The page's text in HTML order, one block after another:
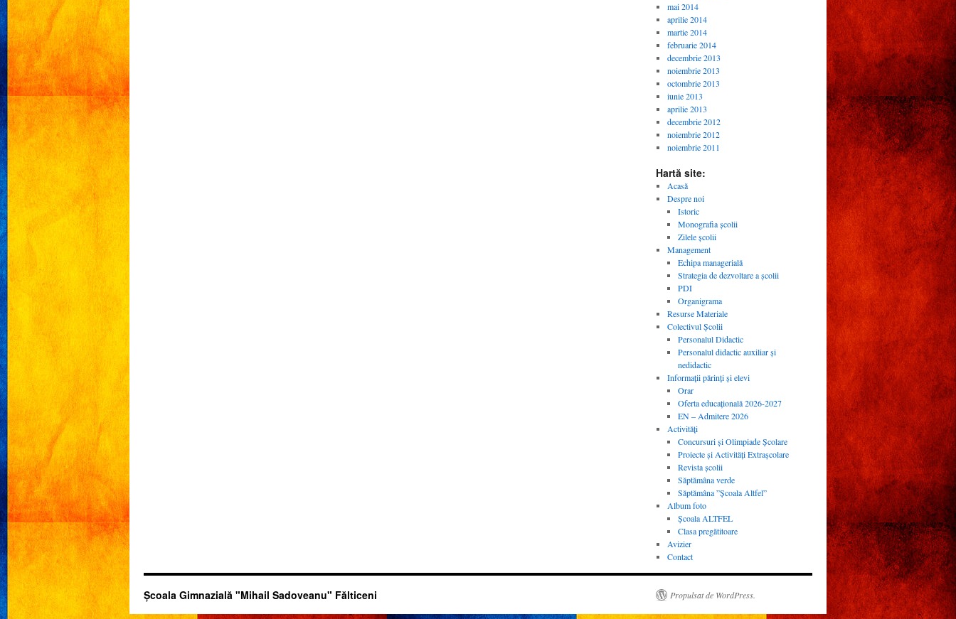
mai 2014
aprilie 2014
martie 2014
februarie 2014
decembrie 2013
noiembrie 2013
octombrie 2013
iunie 2013
aprilie 2013
decembrie 2012
noiembrie 2012
noiembrie 2011
Hartă site:
Acasă
Despre noi
Istoric
Monografia școlii
Zilele școlii
Management
Echipa managerială
Strategia de dezvoltare a școlii
PDI
Organigrama
Resurse Materiale
Colectivul Școlii
Personalul Didactic
Personalul didactic auxiliar și
nedidactic
Informații părinți și elevi
Orar
Oferta educațională 2026-2027
EN – Admitere 2026
Activităţi
Concursuri și Olimpiade Școlare
Proiecte și Activități Extrașcolare
Revista şcolii
Săptămâna verde
Săptămâna ”Școala Altfel”
Album foto
Școala ALTFEL
Clasa pregătitoare
Avizier
Contact
Şcoala Gimnazială "Mihail Sadoveanu" Fălticeni Propulsat de WordPress.